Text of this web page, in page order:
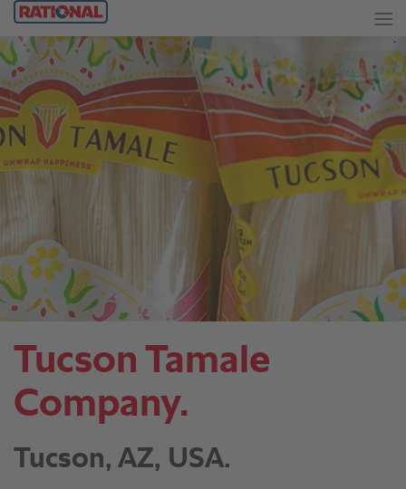
Tucson Tamale
Company.
Tucson, AZ, USA.